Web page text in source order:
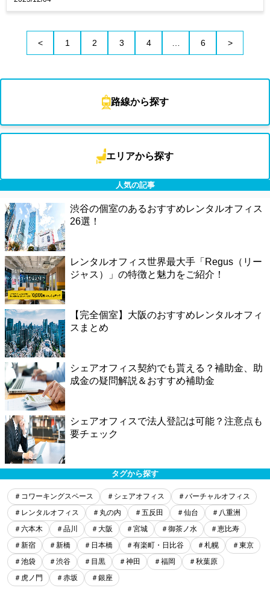
< 1 2 3 4 6 >
路線から探す
エリアから探す
人気の記事
渋谷の個室のあるおすすめレンタルオフィス
26選！
レンタルオフィス世界最大手「Regus（リー
ジャス）」の特徴と魅力をご紹介！
【完全個室】大阪のおすすめレンタルオフィ
スまとめ
シェアオフィス契約でも貰える？補助金、助
成金の疑問解説＆おすすめ補助金
シェアオフィスで法人登記は可能？注意点も
要チェック
タグから探す
＃コワーキングスペース ＃シェアオフィス
＃バーチャルオフィス
＃レンタルオフィス
＃丸の内 ＃五反田 ＃仙台
＃八重洲
＃六本木
＃品川 ＃大阪 ＃宮城 ＃御茶ノ水
＃恵比寿
＃新宿
＃新橋 ＃日本橋 ＃有楽町・日比谷 ＃札幌
＃東京
＃池袋
＃渋谷 ＃目黒 ＃神田 ＃福岡
＃秋葉原
＃虎ノ門
＃赤坂 ＃銀座